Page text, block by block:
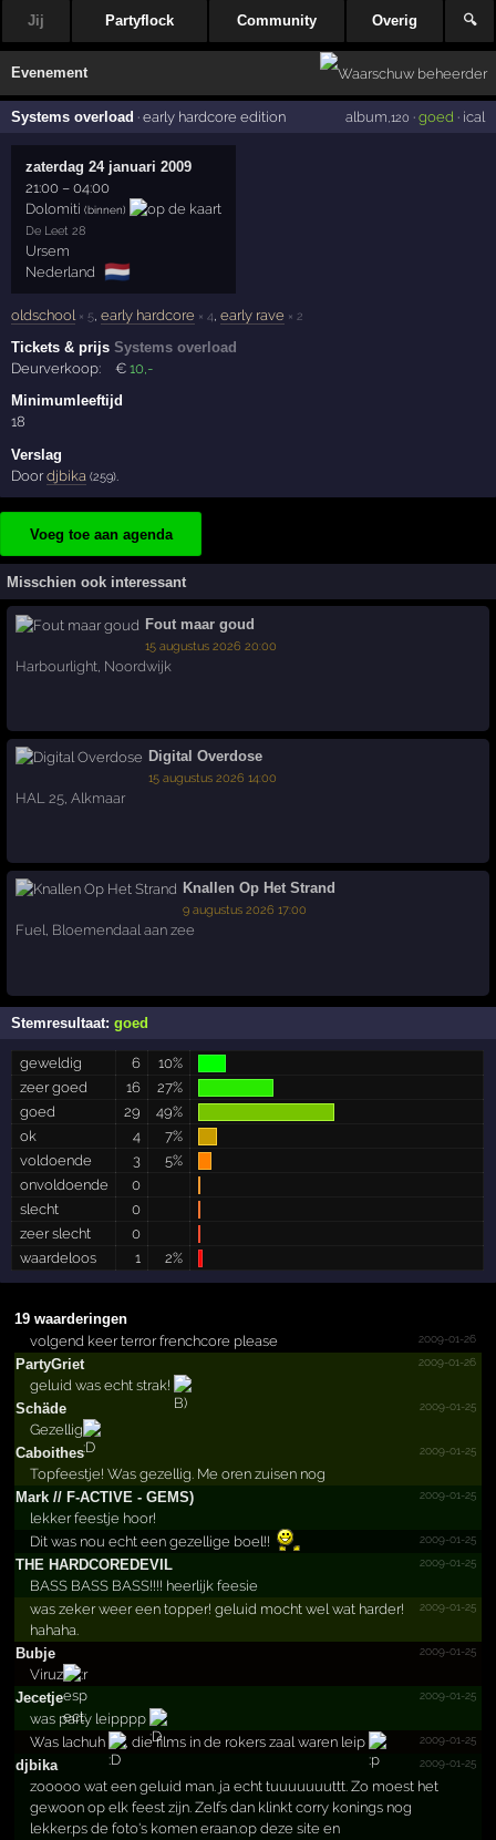
Jij Partyflock Community Overig 🔍
Evenement
Systems overload ·early hardcore edition album ,120 · goed· ical
zaterdag 24 januari 2009
21:00 –04:00
Dolomiti (binnen)
De Leet 28
Ursem
Nederland
🇳🇱
oldschool × 5 ,early hardcore × 4 ,early rave × 2
Tickets & prijsSystems overload
Deurverkoop:
€10,-
Minimumleeftijd
18
Verslag
Doordjbika (259)
Voeg toe aan agenda
Misschien ook interessant
Fout maar goud
15 augustus 2026 20:00
Harbourlight Noordwijk
Digital Overdose
15 augustus 2026 14:00
HAL 25,Alkmaar
Knallen Op Het Strand
9 augustus 2026 17:00
Fuel, Bloemendaal aan zee
Stemresultaat:goed
geweldig 6
10%
zeer goed
16
27%
goed
29
49%
ok
4
7%
voldoende
3
5%
onvoldoende
0
slecht
0
zeer slecht
0
waardeloos
1 2%
19 waarderingen
2009-01-26
volgend keer terror frenchcore please
PartyGriet
2009-01-26
geluid was echt strak!
Schäde
2009-01-25
Gezellig
Caboithes
2009-01-25
Topfeestje! Was gezellig. Me oren zuisen nog
Mark //­ F-ACTIVE - GEMS)
2009-01-25
lekker feestje hoor!
2009-01-25
Dit was nou echt een gezellige boel!!
THE HARDCO­REDEVI­L
2009-01-25
BASS BASS BASS!!!! heerlijk feesie
2009-01-25
was zeker weer een topper! geluid mocht wel wat harder!
hahaha.
Bubje
2009-01-25
Viruz
Jecetje
2009-01-25
was party leipppp
2009-01-25
Was lachuh
, die films in de rokers zaal waren leip
djbika
2009-01-25
zooooo wat een geluid man. ja echt tuuuuuuuttt. Zo moest het
gewoon op elk feest zijn. Zelfs dan klinkt corry konings nog
lekker.ps de foto's komen eraan.op deze site en